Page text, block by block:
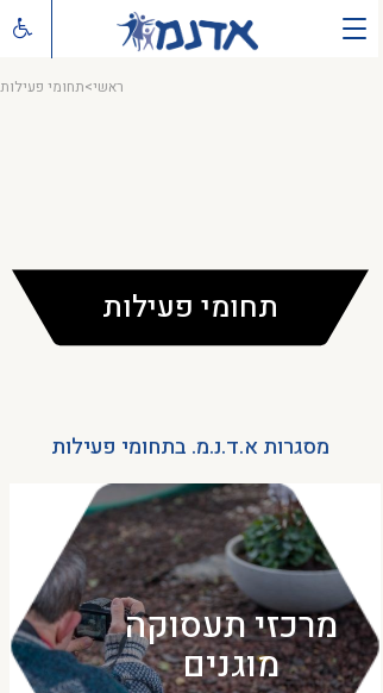
תחומי פעילות>ראשי
תחומי פעילות
מסגרות א.ד.נ.מ. בתחומי פעילות
מרכזי תעסוקה
מוגנים